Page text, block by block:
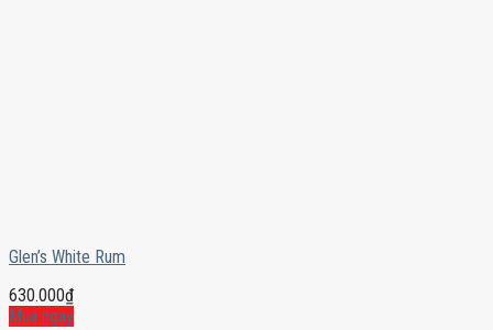
Glen’s White Rum
630.000₫
Mua ngay